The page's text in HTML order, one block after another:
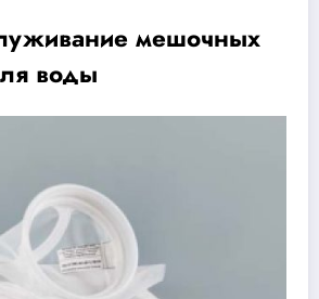
мешочных
воды